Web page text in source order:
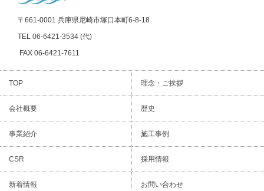
〒661-0001 兵庫県尼崎市塚口本町6-8-18
TEL 06-6421-3534 (代)
FAX 06-6421-7611
TOP 理念・ご挨拶
会社概要 歴史
事業紹介 施工事例
CSR 採用情報
新着情報 お問い合わせ